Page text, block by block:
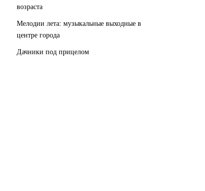
возраста
Мелодии лета: музыкальные выходные в
центре города
Дачники под прицелом